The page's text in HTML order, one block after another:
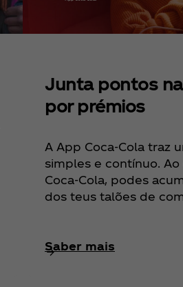
Junta pontos
por prémios
A App Coca‑Cola traz
simples e contínuo.
Coca‑Cola, podes
dos teus talões de
Saber mais